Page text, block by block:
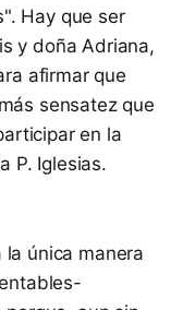
Hay que ser
y doña Adriana,
afirmar que
sensatez que
en la
P. Iglesias.
única manera